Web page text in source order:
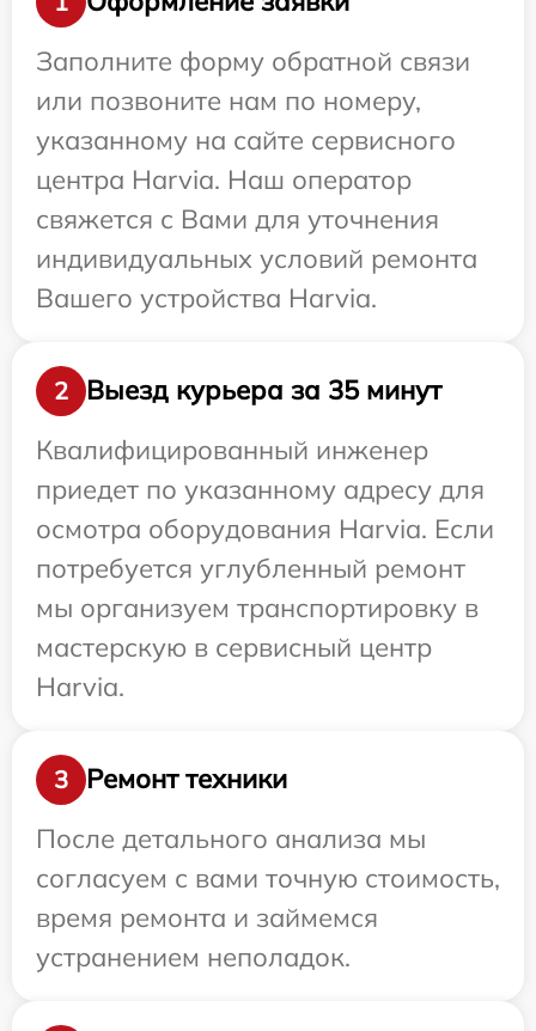
Заполните форму обратной связи
или позвоните нам по номеру,
указанному на сайте сервисного
центра Harvia. Наш оператор
свяжется с Вами для уточнения
индивидуальных условий ремонта
Вашего устройства Harvia.
2
Выезд курьера за 35 минут
Квалифицированный инженер
приедет по указанному адресу для
осмотра оборудования Harvia. Если
потребуется углубленный ремонт
мы организуем транспортировку в
мастерскую в сервисный центр
Harvia.
3
Ремонт техники
После детального анализа мы
согласуем с вами точную стоимость,
время ремонта и займемся
устранением неполадок.